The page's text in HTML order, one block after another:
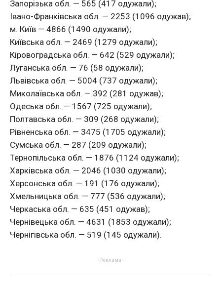
Запорізька обл. — 565 (417 одужали);
Івано-Франківська обл. — 2253 (1096 одужав);
м. Київ — 4866 (1490 одужали);
Київська обл. — 2469 (1279 одужали);
Кіровоградська обл. — 642 (529 одужали);
Луганська обл. — 76 (58 одужали);
Львівська обл. — 5004 (737 одужали);
Миколаївська обл. — 392 (281 одужав);
Одеська обл. — 1567 (725 одужали);
Полтавська обл. — 309 (268 одужали);
Рівненська обл. — 3475 (1705 одужали);
Сумська обл. — 287 (209 одужали);
Тернопільська обл. — 1876 (1124 одужали);
Харківська обл. — 2046 (1030 одужали);
Херсонська обл. — 191 (176 одужали);
Хмельницька обл. — 777 (536 одужали);
Черкаська обл. — 635 (451 одужав);
Чернівецька обл. — 4631 (1853 одужали);
Чернігівська обл. — 519 (145 одужали).
- Реклама -